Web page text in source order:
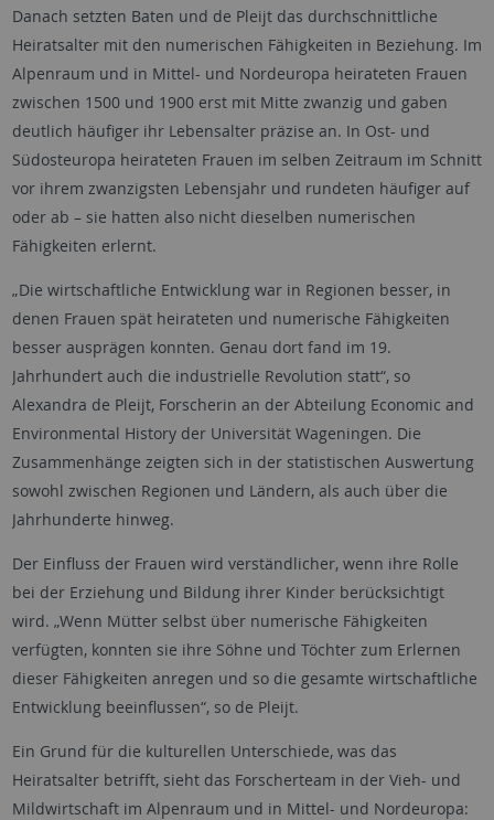
Danach setzten Baten und de Pleijt das durchschnittliche
Heiratsalter mit den numerischen Fähigkeiten in Beziehung. Im
Alpenraum und in Mittel- und Nordeuropa heirateten Frauen
zwischen 1500 und 1900 erst mit Mitte zwanzig und gaben
deutlich häufiger ihr Lebensalter präzise an. In Ost- und
Südosteuropa heirateten Frauen im selben Zeitraum im Schnitt
vor ihrem zwanzigsten Lebensjahr und rundeten häufiger auf
oder ab – sie hatten also nicht dieselben numerischen
Fähigkeiten erlernt.
„Die wirtschaftliche Entwicklung war in Regionen besser, in
denen Frauen spät heirateten und numerische Fähigkeiten
besser ausprägen konnten. Genau dort fand im 19.
Jahrhundert auch die industrielle Revolution statt“, so
Alexandra de Pleijt, Forscherin an der Abteilung Economic and
Environmental Historyder Universität Wageningen. Die
Zusammenhänge zeigten sich in der statistischen Auswertung
sowohl zwischen Regionen und Ländern, als auch über die
Jahrhunderte hinweg.
Der Einfluss der Frauen wird verständlicher, wenn ihre Rolle
bei der Erziehung und Bildung ihrer Kinder berücksichtigt
wird. „Wenn Mütter selbst über numerische Fähigkeiten
verfügten, konnten sie ihre Söhne und Töchter zum Erlernen
dieser Fähigkeiten anregen und so die gesamte wirtschaftliche
Entwicklung beeinflussen“, so de Pleijt.
Ein Grund für die kulturellen Unterschiede, was das
Heiratsalter betrifft, sieht das Forscherteam in der Vieh- und
Mildwirtschaft im Alpenraum und in Mittel- und Nordeuropa: